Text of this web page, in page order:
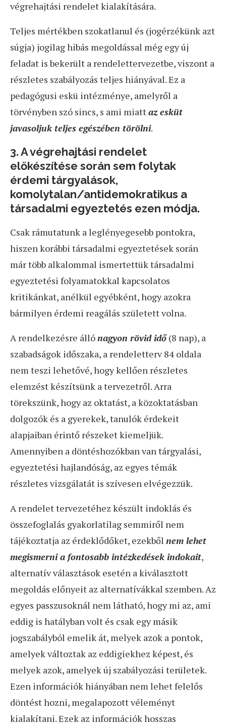
végrehajtási rendelet kialakítására.
Teljes mértékben szokatlanul és (jogérzékünk azt
súgja) jogilag hibás megoldással még egy új
feladat is bekerült a rendelettervezetbe, viszont a
részletes szabályozás teljes hiányával. Ez a
pedagógusi eskü intézménye, amelyről a
törvényben szó sincs, s ami miattaz esküt
javasoljuk teljes egészében törölni.
3. A végrehajtási rendelet
előkészítése során sem folytak
érdemi tárgyalások,
komolytalan/antidemokratikus a
társadalmi egyeztetés ezen módja.
Csak rámutatunk a leglényegesebb pontokra,
hiszen korábbi társadalmi egyeztetések során
már több alkalommal ismertettük társadalmi
egyeztetési folyamatokkal kapcsolatos
kritikánkat, anélkül egyébként, hogy azokra
bármilyen érdemi reagálás született volna.
A rendelkezésre állónagyon rövid idő(8 nap), a
szabadságok időszaka, a rendeletterv 84 oldala
nem teszi lehetővé, hogy kellően részletes
elemzést készítsünk a tervezetről. Arra
törekszünk, hogy az oktatást, a közoktatásban
dolgozók és a gyerekek, tanulók érdekeit
alapjaiban érintő részeket kiemeljük.
Amennyiben a döntéshozókban van tárgyalási,
egyeztetési hajlandóság, az egyes témák
részletes vizsgálatát is szívesen elvégezzük.
A rendelet tervezetéhez készült indoklás és
összefoglalás gyakorlatilag semmiről nem
tájékoztatja az érdeklődőket, ezekből nem lehet
megismerni a fontosabb intézkedések indokait,
alternatív választások esetén a kiválasztott
megoldás előnyeit az alternatívákkal szemben. Az
egyes passzusoknál nem látható, hogy mi az, ami
eddig is hatályban volt és csak egy másik
jogszabályból emelik át, melyek azok a pontok,
amelyek változtak az eddigiekhez képest, és
melyek azok, amelyek új szabályozási területek.
Ezen információk hiányában nem lehet felelős
döntést hozni, megalapozott véleményt
kialakítani. Ezek az információk hosszas